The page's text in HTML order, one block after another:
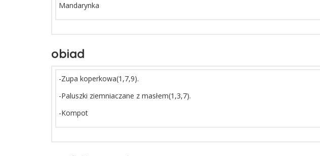
Mandarynka
obiad
-Zupa koperkowa(1,7,9).
-Paluszki ziemniaczane z masłem(1,3,7).
-Kompot